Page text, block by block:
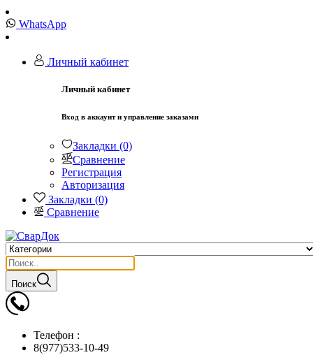
WhatsApp
Личный кабинет
Личный кабинет
Вход в аккаунт и управление заказами
Закладки (0)
Сравнение
Регистрация
Авторизация
Закладки (0)
Сравнение
Поиск
Телефон :
8(977)533-10-49